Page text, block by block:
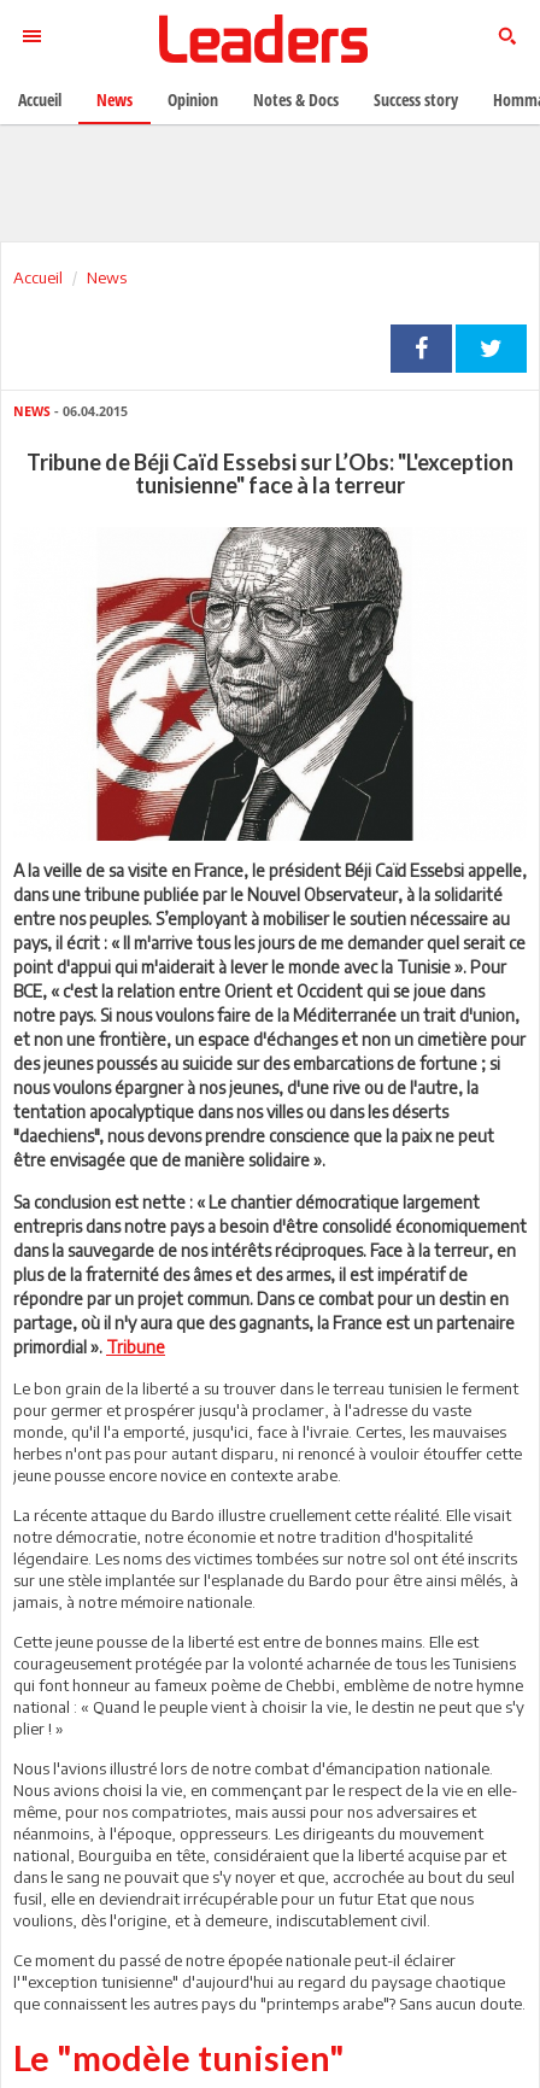
Accueil News
NEWS - 06.04.2015
Tribune de Béji Caïd Essebsi sur L’Obs: "L'exception
tunisienne" face à la terreur
A la veille de sa visite en France, le président Béji Caïd Essebsi appelle,
dans une tribune publiée par le Nouvel Observateur, à la solidarité
entre nos peuples. S’employant à mobiliser le soutien nécessaire au
pays, il écrit : « Il m'arrive tous les jours de me demander quel serait ce
point d'appui qui m'aiderait à lever le monde avec la Tunisie ». Pour
BCE, « c'est la relation entre Orient et Occident qui se joue dans
notre pays. Si nous voulons faire de la Méditerranée un trait d'union,
et non une frontière, un espace d'échanges et non un cimetière pour
des jeunes poussés au suicide sur des embarcations de fortune ; si
nous voulons épargner à nos jeunes, d'une rive ou de l'autre, la
tentation apocalyptique dans nos villes ou dans les déserts
"daechiens", nous devons prendre conscience que la paix ne peut
être envisagée que de manière solidaire ».
Sa conclusion est nette : « Le chantier démocratique largement
entrepris dans notre pays a besoin d'être consolidé économiquement
dans la sauvegarde de nos intérêts réciproques. Face à la terreur, en
plus de la fraternité des âmes et des armes, il est impératif de
répondre par un projet commun. Dans ce combat pour un destin en
partage, où il n'y aura que des gagnants, la France est un partenaire
primordial ». Tribune
Le bon grain de la liberté a su trouver dans le terreau tunisien le ferment
pour germer et prospérer jusqu'à proclamer, à l'adresse du vaste
monde, qu'il l'a emporté, jusqu'ici, face à l'ivraie. Certes, les mauvaises
herbes n'ont pas pour autant disparu, ni renoncé à vouloir étouffer cette
jeune pousse encore novice en contexte arabe.
La récente attaque du Bardo illustre cruellement cette réalité. Elle visait
notre démocratie, notre économie et notre tradition d'hospitalité
légendaire. Les noms des victimes tombées sur notre sol ont été inscrits
sur une stèle implantée sur l'esplanade du Bardo pour être ainsi mêlés, à
jamais, à notre mémoire nationale.
Cette jeune pousse de la liberté est entre de bonnes mains. Elle est
courageusement protégée par la volonté acharnée de tous les Tunisiens
qui font honneur au fameux poème de Chebbi, emblème de notre hymne
national : « Quand le peuple vient à choisir la vie, le destin ne peut que s'y
plier ! »
Nous l'avions illustré lors de notre combat d'émancipation nationale.
Nous avions choisi la vie, en commençant par le respect de la vie en elle-
même, pour nos compatriotes, mais aussi pour nos adversaires et
néanmoins, à l'époque, oppresseurs. Les dirigeants du mouvement
national, Bourguiba en tête, considéraient que la liberté acquise par et
dans le sang ne pouvait que s'y noyer et que, accrochée au bout du seul
fusil, elle en deviendrait irrécupérable pour un futur Etat que nous
voulions, dès l'origine, et à demeure, indiscutablement civil.
Ce moment du passé de notre épopée nationale peut-il éclairer
l'"exception tunisienne" d'aujourd'hui au regard du paysage chaotique
que connaissent les autres pays du "printemps arabe"? Sans aucun doute.
Le "modèle tunisien"
Accueil News Opinion Notes & Docs Success story